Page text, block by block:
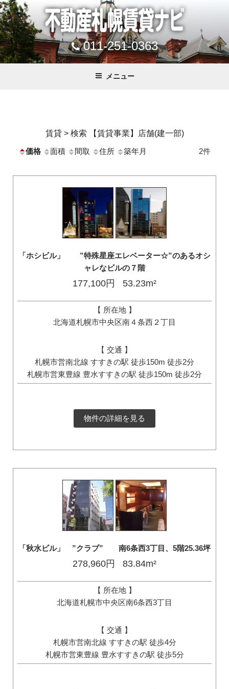
011-251-0363
メニュー
賃貸 > 検索 【賃貸事業】店舗(建一部)
価格 面積 間取 住所 築年月 2件
「ホシビル」 ”特殊星座エレベーター☆”のあるオシ
ャレなビルの７階
177,100円 53.23m²
【 所在地 】
北海道札幌市中央区南４条西２丁目
【 交通 】
札幌市営南北線 すすきの駅 徒歩150m 徒歩2分
札幌市営東豊線 豊水すすきの駅 徒歩150m 徒歩2分
物件の詳細を見る
「秋水ビル」 ”クラブ” 南6条西3丁目、5階25.36坪
278,960円 83.84m²
【 所在地 】
北海道札幌市中央区南6条西3丁目
【 交通 】
札幌市営南北線 すすきの駅 徒歩4分
札幌市営東豊線 豊水すすきの駅 徒歩5分